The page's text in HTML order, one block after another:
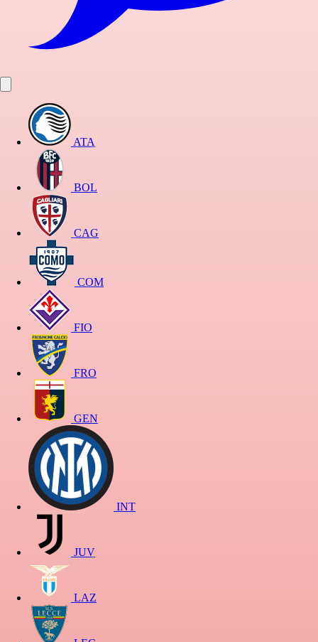
ATA
BOL
CAG
COM
FIO
FRO
GEN
INT
JUV
LAZ